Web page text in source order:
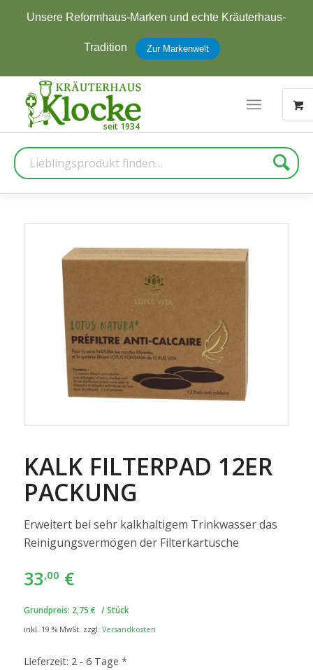
Unsere Reformhaus-Marken und echte Kräuterhaus-
Tradition Zur Markenwelt
Suche
KALK FILTERPAD 12ER
PACKUNG
Erweitert bei sehr kalkhaltigem Trinkwasser das
Reinigungsvermögen der Filterkartusche
33,00 €
Grundpreis: 2,75 € /Stück
inkl. 19 % MwSt. zzgl. Versandkosten
Lieferzeit: 2 - 6 Tage *